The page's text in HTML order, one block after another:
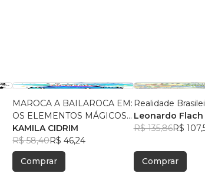
MAROCA A BAILAROCA EM:
OS ELEMENTOS MÁGICOS
DA TIA CUCA
KAMILA CIDRIM
R$ 58,40R$ 46,24
Comprar
Realidade
Leonardo Flach
R$ 135,86R$
Comprar